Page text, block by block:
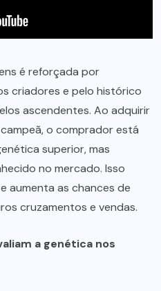
é reforçada por
criadores e pelo histórico
ascendentes. Ao adquirir
o comprador está
superior, mas
no mercado. Isso
aumenta as chances de
cruzamentos e vendas.
a genética nos